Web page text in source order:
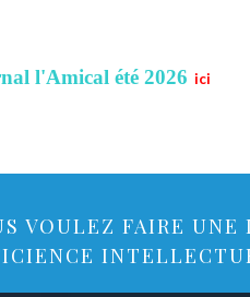
l'Amical été 2026 ici
VOULEZ FAIRE UNE